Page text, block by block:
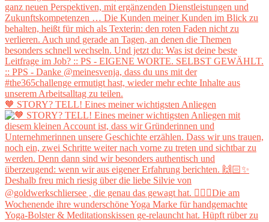
🧡 STORY? TELL! Eines meiner wichtigsten Anliegen